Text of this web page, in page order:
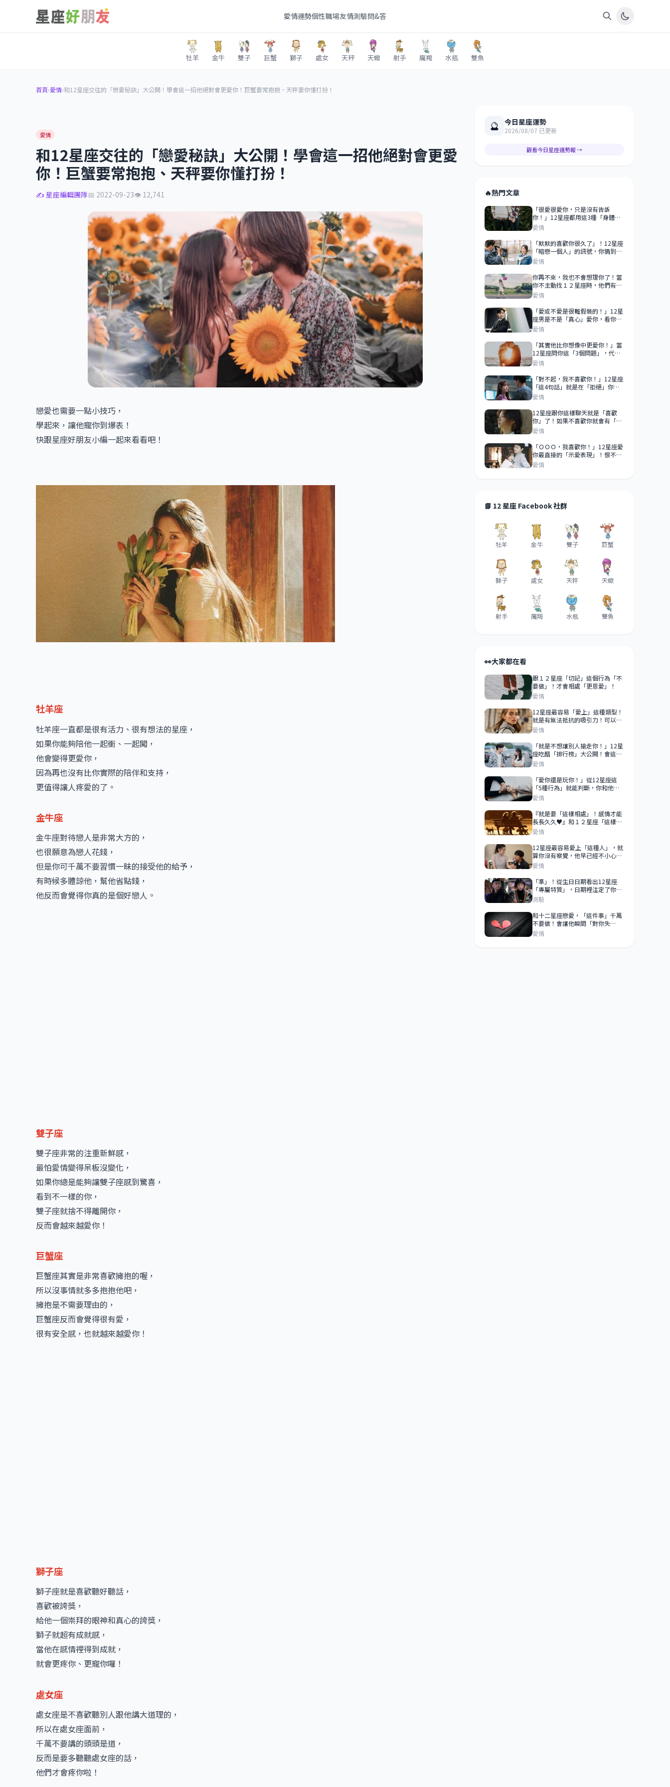
愛情運勢個性職場友情測驗問&答
牡羊 金牛 雙子 巨蟹 獅子 處女 天秤 天蠍 射手 魔羯 水瓶 雙魚
首頁›愛情›和12星座交往的「戀愛秘訣」大公開！學會這一招他絕對會更愛你！巨蟹要常抱抱、天秤要你懂打扮！
愛情
和12星座交往的「戀愛秘訣」大公開！學會這一招他絕對會更愛
你！巨蟹要常抱抱、天秤要你懂打扮！
✍️ 星座編輯團隊📅 2022-09-23👁 12,741
戀愛也需要一點小技巧，
學起來，讓他寵你到爆表！
快跟星座好朋友小編一起來看看吧！
牡羊座
牡羊座一直都是很有活力、很有想法的星座，
如果你能夠陪他一起衝、一起闖，
他會變得更愛你，
因為再也沒有比你實際的陪伴和支持，
更值得讓人疼愛的了。
金牛座
金牛座對待戀人是非常大方的，
也很願意為戀人花錢，
但是你可千萬不要習慣一昧的接受他的給予，
有時候多體諒他，幫他省點錢，
他反而會覺得你真的是個好戀人。
雙子座
雙子座非常的注重新鮮感，
最怕愛情變得呆板沒變化，
如果你總是能夠讓雙子座感到驚喜，
看到不一樣的你，
雙子座就捨不得離開你，
反而會越來越愛你！
巨蟹座
巨蟹座其實是非常喜歡擁抱的喔，
所以沒事情就多多抱抱他吧，
擁抱是不需要理由的，
巨蟹座反而會覺得很有愛，
很有安全感，也就越來越愛你！
獅子座
獅子座就是喜歡聽好聽話，
喜歡被誇獎，
給他一個崇拜的眼神和真心的誇獎，
獅子就超有成就感，
當他在感情裡得到成就，
就會更疼你、更寵你囉！
處女座
處女座是不喜歡聽別人跟他講大道理的，
所以在處女座面前，
千萬不要講的頭頭是道，
反而是要多聽聽處女座的話，
他們才會疼你啦！
🔮 今日星座運勢
2026/08/07 已更新
觀看今日星座運勢報 →
🔥熱門文章
「很愛很愛你，只是沒有告訴
你！」12星座都用這3種「身體語
言」，告訴你「他很在乎你」！
愛情
「默默的喜歡你很久了」！12星座
「暗戀一個人」的訊號，你猜到了
嗎？
愛情
你再不來，我也不會想理你了！當
你不主動找１２星座時，他們有
「這個反應」就代表在乎你！
愛情
「愛或不愛是很難假裝的！」12星
座男是不是「真心」愛你，看你
「冷落」他之後的「態度」就知
道！
愛情
「其實他比你想像中更愛你！」當
12星座問你這「3個問題」，代表
他對你的愛早就勝過所有人！
愛情
​​​​​​​「對不起，我不喜歡你！」12星座
「這4句話」就是在「拒絕」你！
真的對你沒感覺，別再自作多情
了！
愛情
12星座跟你這樣聊天就是「喜歡
你」了！如果不喜歡你就會有「這
種表現」！
愛情
「ＯＯＯ，我喜歡你！」12星座愛
你最直接的「示愛表現」！恨不得
昭告天下「你是我的」！
愛情
📘 12 星座 Facebook 社群
牡羊 金牛 雙子 巨蟹
獅子 處女 天秤 天蠍
射手 魔羯 水瓶 雙魚
👀大家都在看
跟１２星座「切記」這個行為「不
要做」！才會相處「更恩愛」！
愛情
12星座最容易「愛上」這種類型！
就是有無法抵抗的吸引力！可以瞬
間被迷倒！
愛情
「就是不想讓別人搶走你！」12星
座吃醋「排行榜」大公開！會這樣
都是因為太愛你！
愛情
「愛你還是玩你！」從12星座這
「5種行為」就能判斷，你和他的
曖昧有沒有結果！
愛情
『就是要「這樣相處」！感情才能
長長久久♥』和１２星座「這樣相
處」！感情才能細水長流歐！
愛情
12星座最容易愛上「這種人」，就
算你沒有察覺，他早已經不小心喜
歡上你了！
愛情
「準」！從生日日期看出12星座
「專屬特質」，日期裡注定了你的
個性和感情，沒人能取代你的存
在！
測驗
和十二星座戀愛，「這件事」千萬
不要做！會讓他瞬間「對你失
望」！
愛情